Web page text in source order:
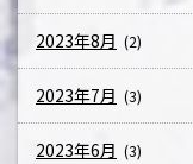
2023年8月 (2)
2023年7月 (3)
2023年6月 (3)